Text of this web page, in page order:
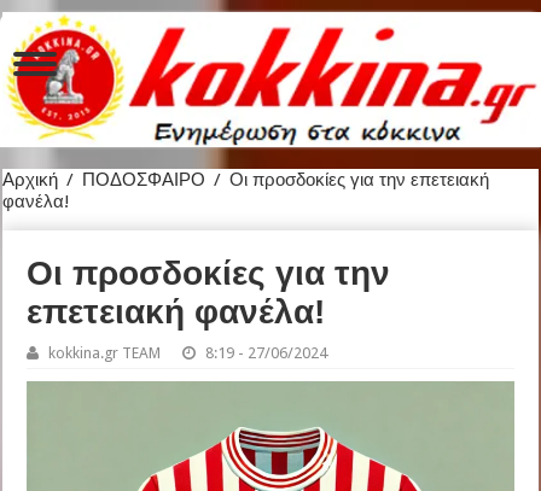
Αρχική / ΠΟΔΟΣΦΑΙΡΟ / Οι προσδοκίες για την επετειακή
φανέλα!
Οι προσδοκίες για την
επετειακή φανέλα!
kokkina.gr TEAM 8:19 - 27/06/2024